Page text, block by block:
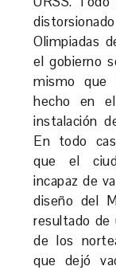
Olimpiadas
el gobierno
mismo que
hecho en
instalación
En todo
que el
incapaz de
diseño del
resultado de
de los
que dejó